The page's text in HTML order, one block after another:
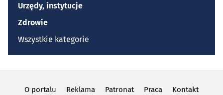
Urzędy, instytucje
Zdrowie
Wszystkie kategorie
O portalu Reklama Patronat Praca Kontakt